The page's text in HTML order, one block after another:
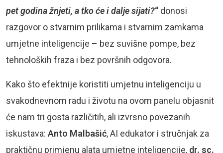
pet godina žnjeti, a tko će i dalje sijati?“ donosi
razgovor o stvarnim prilikama i stvarnim zamkama
umjetne inteligencije – bez suvišne pompe, bez
tehnoloških fraza i bez površnih odgovora.
Kako što efektnije koristiti umjetnu inteligenciju u
svakodnevnom radu i životu na ovom panelu objasnit
će nam tri gosta različitih, ali izvrsno povezanih
iskustava: Anto Malbašić, AI edukator i stručnjak za
praktičnu primjenu alata umjetne inteligencije, dr. sc.